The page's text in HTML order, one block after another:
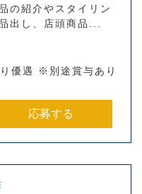
の紹介やスタイリン
出し、店頭商品...
優遇 ※別途賞与あり
応募する